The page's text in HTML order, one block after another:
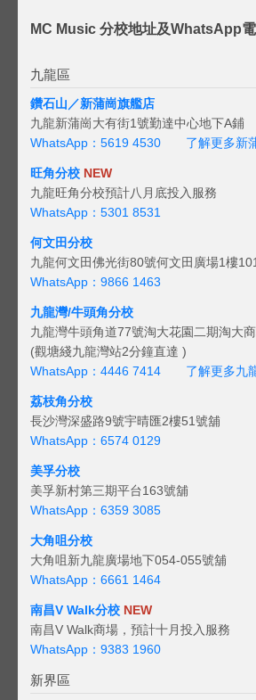
MC Music 分校地址及WhatsApp
九龍區
鑽石山／新蒲崗旗艦店
九龍新蒲崗大有街1號勤達中心地下A鋪
WhatsApp：5619 4530
了解更多新
旺角分校 NEW
九龍旺角分校預計八月底投入服務
WhatsApp：5301 8531
何文田分校
九龍何文田佛光街80號何文田廣場1樓
WhatsApp：9866 1463
九龍灣/牛頭角分校
九龍灣牛頭角道77號淘大花園二期淘大
(觀塘綫九龍灣站2分鐘直達 )
WhatsApp：4446 7414
了解更多九
荔枝角分校
長沙灣深盛路9號宇晴匯2樓51號舖
WhatsApp：6574 0129
美孚分校
美孚新村第三期平台163號舖
WhatsApp：6359 3085
大角咀分校
大角咀新九龍廣場地下054-055號舖
WhatsApp：6661 1464
南昌V Walk分校 NEW
南昌V Walk商場，預計十月投入服務
WhatsApp：9383 1960
新界區